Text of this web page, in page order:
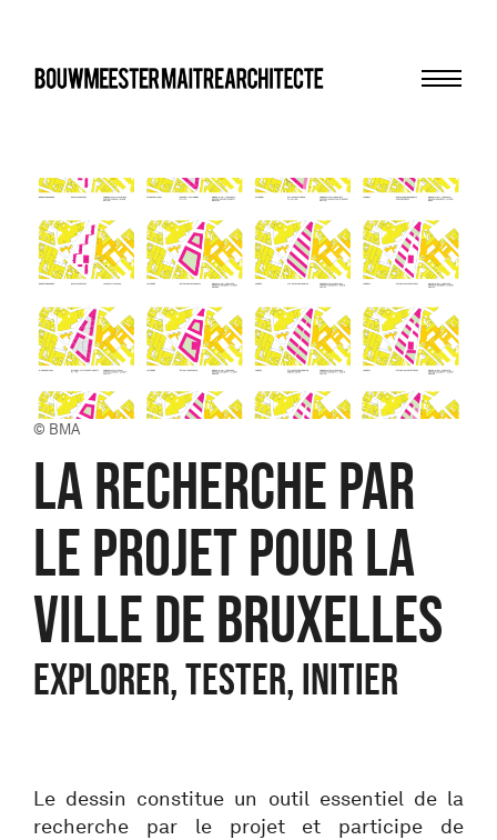
bma
© BMA
la recherche par
le projet pour la
Ville de Bruxelles
EXPLORER, TESTER, INITIER
Le dessin constitue un outil essentiel de la
recherche par le projet et participe de